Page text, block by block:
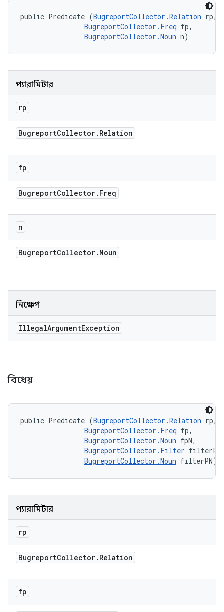
public Predicate (BugreportCollector.Relation rp,
BugreportCollector.Freq fp,
BugreportCollector.Noun n)
প্যারামিটার
rp
BugreportCollector. Relation
fp
BugreportCollector. Freq
n
BugreportCollector. Noun
নিক্ষেপ
IllegalArgumentException
বিধেয়
public Predicate (BugreportCollector.Relation rp,
BugreportCollector.Freq fp,
BugreportCollector.Noun fpN,
BugreportCollector.Filter
BugreportCollector.Noun filterPN)
প্যারামিটার
rp
BugreportCollector. Relation
fp